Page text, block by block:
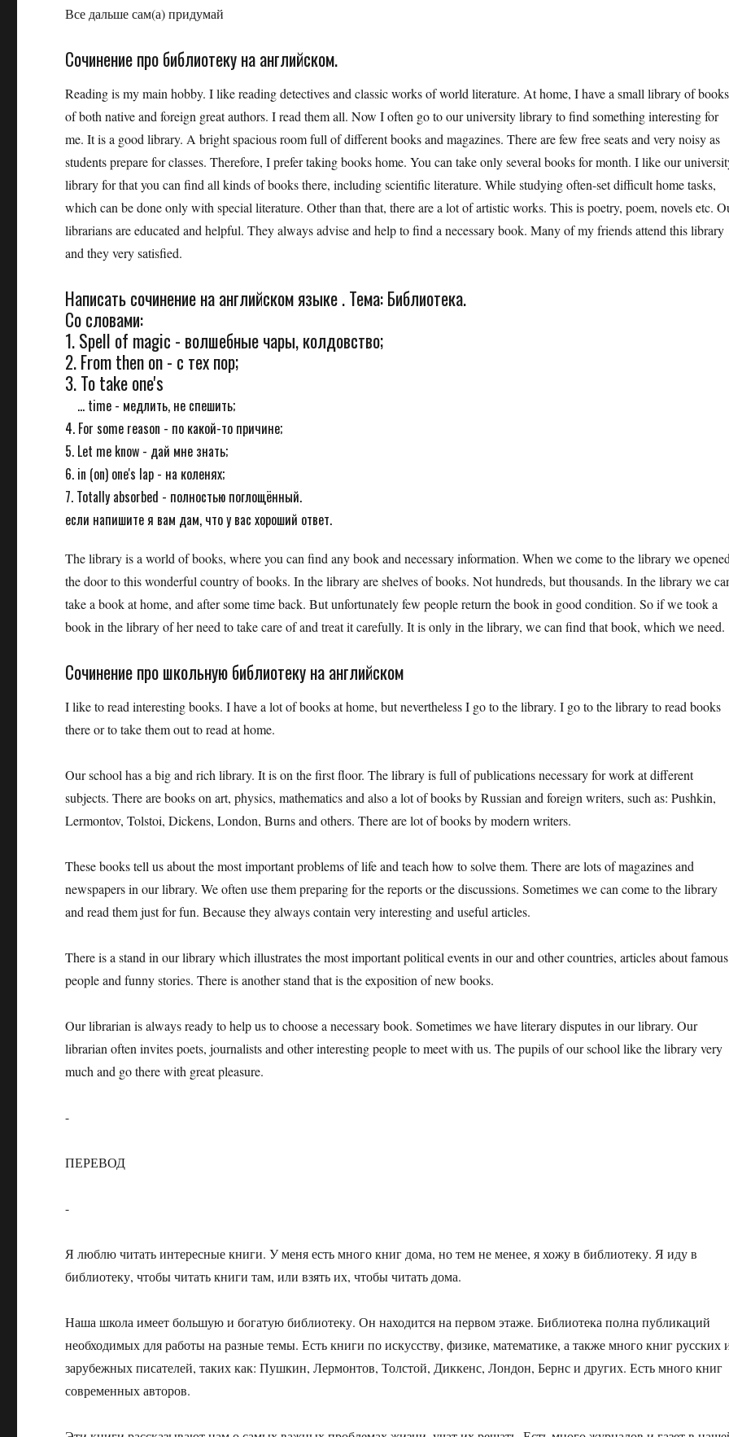
Все дальше сам(а) придумай
Сочинение про библиотеку на английском.
Reading is my main hobby. I like reading detectives and classic works of world literature. At home, I have a small library of
of both native and foreign great authors. I read them all. Now I often go to our university library to find something interesting for
me. It is a good library. A bright spacious room full of different books and magazines. There are few free seats and very noisy as
students prepare for classes. Therefore, I prefer taking books home. You can take only several books for month. I like our
library for that you can find all kinds of books there, including scientific literature. While studying often-set difficult home tasks,
which can be done only with special literature. Other than that, there are a lot of artistic works. This is poetry, poem, novels etc.
librarians are educated and helpful. They always advise and help to find a necessary book. Many of my friends attend this library
and they very satisfied.
Написать сочинение на английском языке . Тема: Библиотека.
Со словами:
1. Spell of magic - волшебные чары, колдовство;
2. From then on - с тех пор;
3. To take one's
... time - медлить, не спешить;
4. For some reason - по какой-то причине;
5. Let me know - дай мне знать;
6. in (on) one's lap - на коленях;
7. Totally absorbed - полностью поглощённый.
если напишите я вам дам, что у вас хороший ответ.
The library is a world of books, where you can find any book and necessary information. When we come to the library we
the door to this wonderful country of books. In the library are shelves of books. Not hundreds, but thousands. In the library we
take a book at home, and after some time back. But unfortunately few people return the book in good condition. So if we took a
book in the library of her need to take care of and treat it carefully. It is only in the library, we can find that book, which we need.
Сочинение про школьную библиотеку на английском
I like to read interesting books. I have a lot of books at home, but nevertheless I go to the library. I go to the library to read books
there or to take them out to read at home.
Our school has a big and rich library. It is on the first floor. The library is full of publications necessary for work at different
subjects. There are books on art, physics, mathematics and also a lot of books by Russian and foreign writers, such as: Pushkin,
Lermontov, Tolstoi, Dickens, London, Burns and others. There are lot of books by modern writers.
These books tell us about the most important problems of life and teach how to solve them. There are lots of magazines and
newspapers in our library. We often use them preparing for the reports or the discussions. Sometimes we can come to the library
and read them just for fun. Because they always contain very interesting and useful articles.
There is a stand in our library which illustrates the most important political events in our and other countries, articles about famous
people and funny stories. There is another stand that is the exposition of new books.
Our librarian is always ready to help us to choose a necessary book. Sometimes we have literary disputes in our library. Our
librarian often invites poets, journalists and other interesting people to meet with us. The pupils of our school like the library very
much and go there with great pleasure.
-
ПЕРЕВОД
-
Я люблю читать интересные книги. У меня есть много книг дома, но тем не менее, я хожу в библиотеку. Я иду в
библиотеку, чтобы читать книги там, или взять их, чтобы читать дома.
Наша школа имеет большую и богатую библиотеку. Он находится на первом этаже. Библиотека полна публикаций
необходимых для работы на разные темы. Есть книги по искусству, физике, математике, а также много книг русских
зарубежных писателей, таких как: Пушкин, Лермонтов, Толстой, Диккенс, Лондон, Бернс и других. Есть много книг
современных авторов.